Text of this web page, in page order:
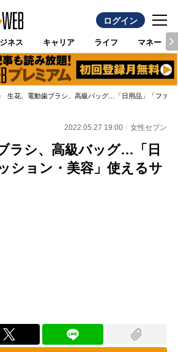
ログイン
ネス キャリア ライフ マネー
生花、電動歯ブラシ、高級バッグ…「日用品」「ファッ
2022.05.27 19:00 女性セブン
ラシ、高級バッグ…「日
ション・美容」使えるサ